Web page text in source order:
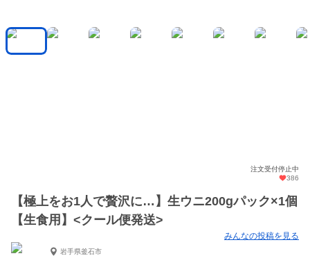
注文受付停止中
386
【極上をお1人で贅沢に…】生ウニ200gパック×1個
【生食用】<クール便発送>
みんなの投稿を見る
岩手県釜石市